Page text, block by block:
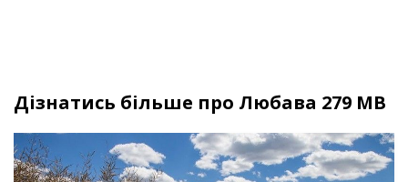
Дізнатись більше про Любава 279 МВ